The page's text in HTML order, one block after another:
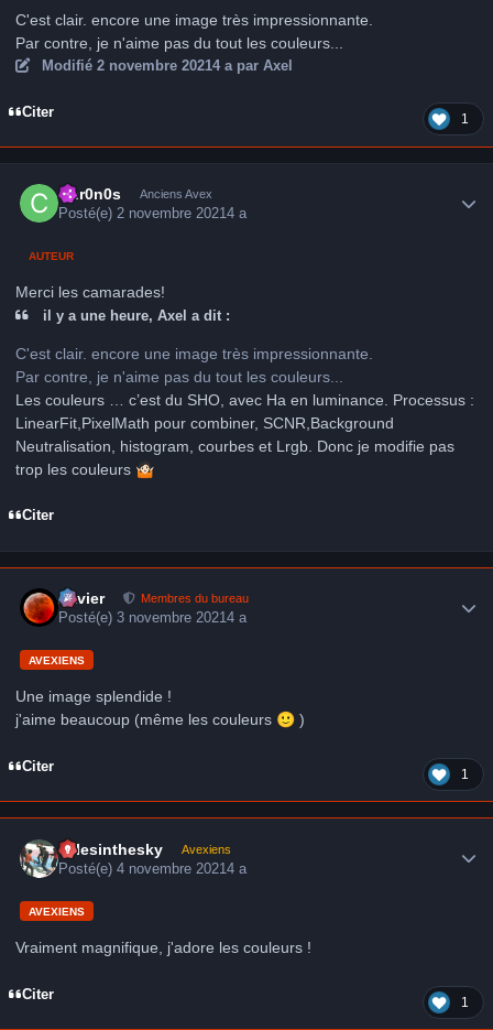
C'est clair. encore une image très impressionnante.
Par contre, je n'aime pas du tout les couleurs...
Modifié 2 novembre 20214 apar Axel
Citer 1
Chr0n0s Anciens Avex
Posté(e)2 novembre 20214 a
AUTEUR
Merci les camarades!
il y a une heure, Axel a dit :
C'est clair. encore une image très impressionnante.
Par contre, je n'aime pas du tout les couleurs...
Les couleurs … c’est du SHO, avec Ha en luminance. Processus :
LinearFit,PixelMath pour combiner, SCNR,Background
Neutralisation, histogram, courbes et Lrgb. Donc je modifie pas
trop les couleurs 🤷🏻
Citer
Xavier Membres du bureau
Posté(e)3 novembre 20214 a
AVEXIENS
Une image splendide !
j'aime beaucoup (même les couleurs 🙂 )
Citer 1
milesinthesky Avexiens
Posté(e)4 novembre 20214 a
AVEXIENS
Vraiment magnifique, j'adore les couleurs !
Citer 1